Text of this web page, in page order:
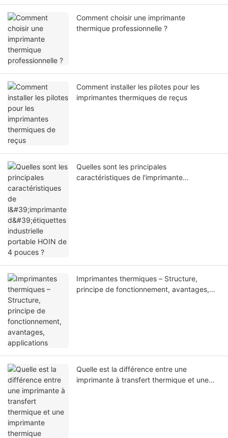
Comment choisir une imprimante
thermique professionnelle ?
Comment installer les pilotes pour les
imprimantes thermiques de reçus
Quelles sont les principales
caractéristiques de l'imprimante
Imprimantes thermiques – Structure,
principe de fonctionnement, avantages,
Quelle est la différence entre une
imprimante à transfert thermique et une